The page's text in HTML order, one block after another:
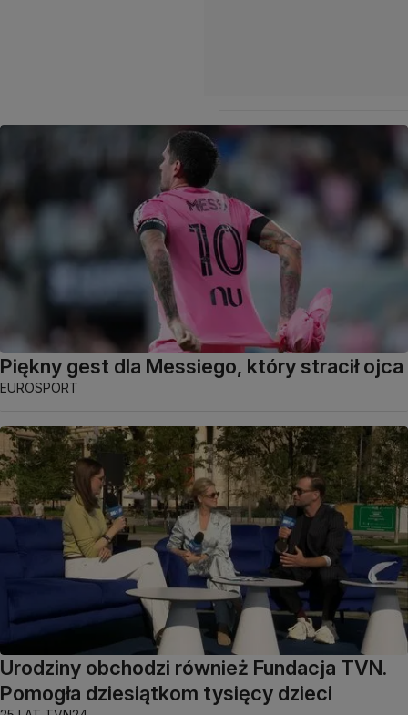
Piękny gest dla Messiego, który stracił ojca
EUROSPORT
Urodziny obchodzi również Fundacja TVN.
Pomogła dziesiątkom tysięcy dzieci